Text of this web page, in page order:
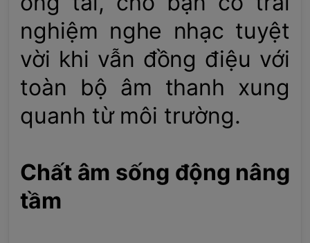
nghiệm nghe nhạc tuyệt
vời khi vẫn đồng điệu với
toàn bộ âm thanh xung
quanh từ môi trường.
Chất âm sống động nâng
tầm